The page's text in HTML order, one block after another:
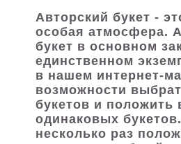
Авторский букет -
особая атмосфера.
букет в основном
единственном
в нашем интернет-
возможности
букетов и положить
одинаковых
несколько раз